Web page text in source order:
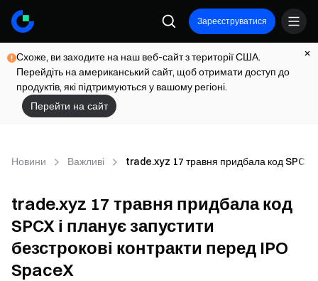
Зареєструватися
Схоже, ви заходите на наш веб-сайт з території США.
Перейдіть на американський сайт, щоб отримати доступ до
продуктів, які підтримуються у вашому регіоні.
Перейти на сайт
Новини Важливі trade.xyz 17 травня придбала код SPCX
trade.xyz 17 травня придбала код
SPCX і планує запустити
безстрокові контракти перед IPO
SpaceX